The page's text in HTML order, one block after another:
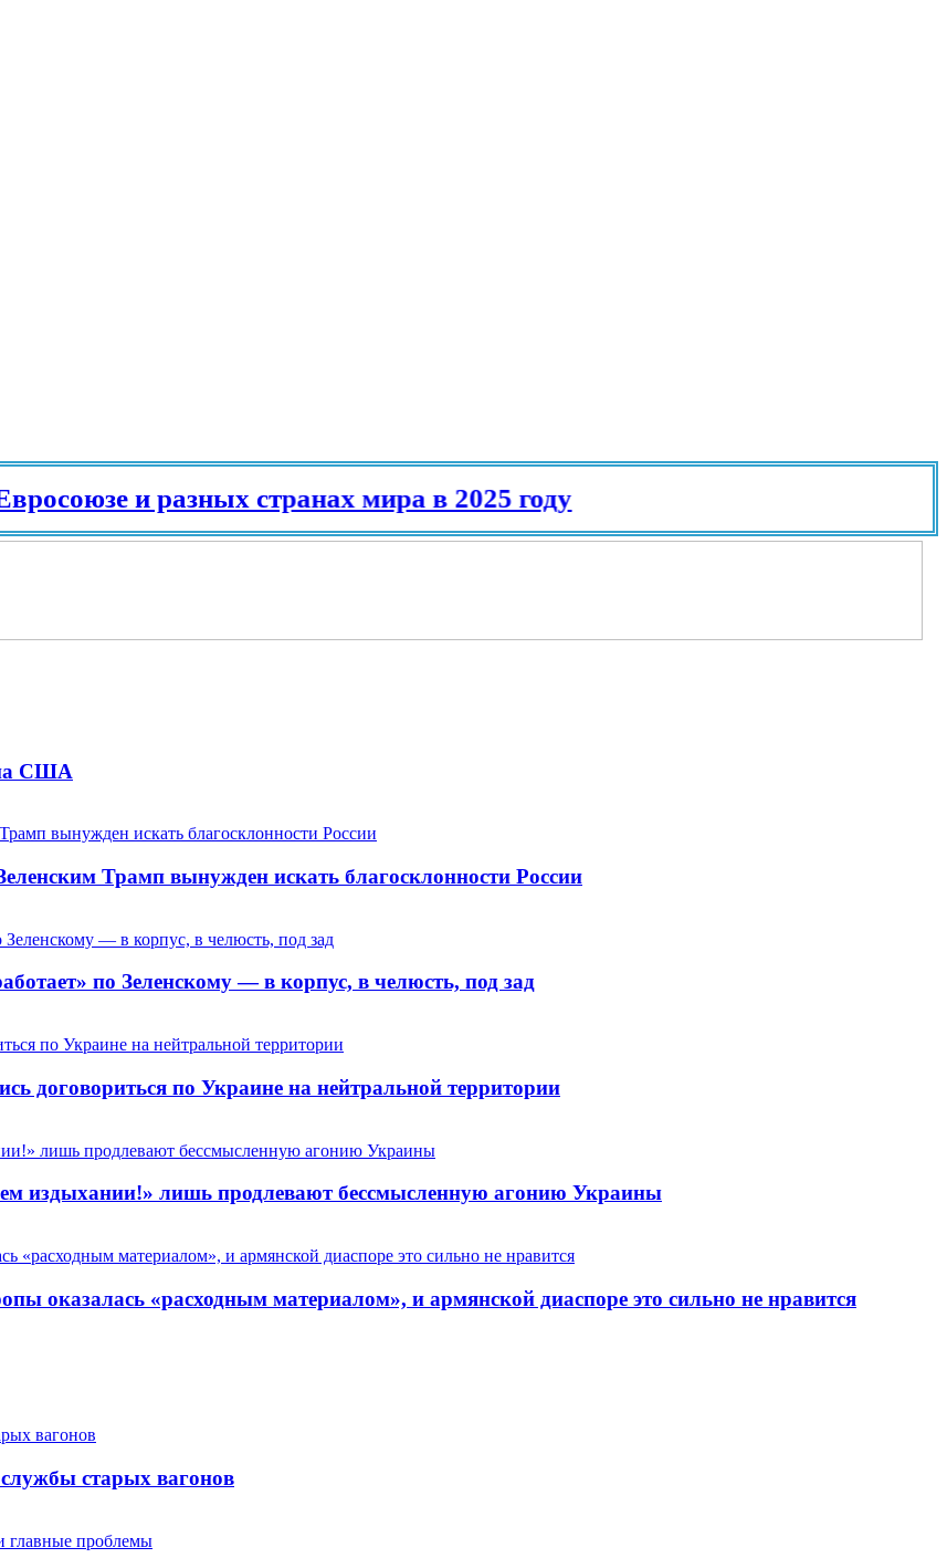
и разных странах мира в 2025 году
на США
Трамп вынужден искать благосклонности России
по Зеленскому — в корпус, в челюсть, под зад
договориться по Украине на нейтральной территории
издыхании!» лишь продлевают бессмысленную агонию Украины
оказалась «расходным материалом», и армянской диаспоре это сильно не нравится
старых вагонов